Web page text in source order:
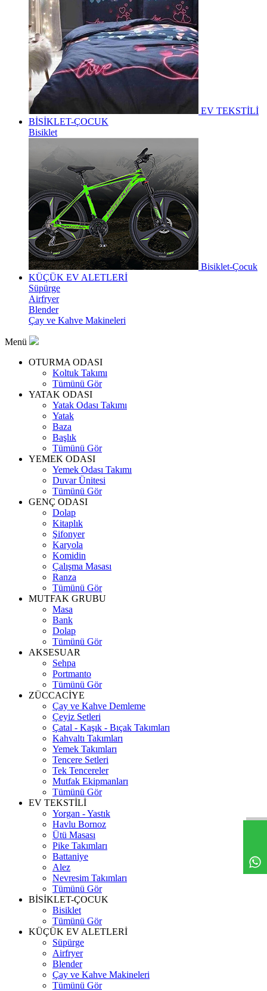
EV TEKSTİLİ
BİSİKLET-ÇOCUK
Bisiklet
Bisiklet-Çocuk
KÜÇÜK EV ALETLERİ
Süpürge
Airfryer
Blender
Çay ve Kahve Makineleri
Menü
OTURMA ODASI
Koltuk Takımı
Tümünü Gör
YATAK ODASI
Yatak Odası Takımı
Yatak
Baza
Başlık
Tümünü Gör
YEMEK ODASI
Yemek Odası Takımı
Duvar Ünitesi
Tümünü Gör
GENÇ ODASI
Dolap
Kitaplık
Şifonyer
Karyola
Komidin
Çalışma Masası
Ranza
Tümünü Gör
MUTFAK GRUBU
Masa
Bank
Dolap
Tümünü Gör
AKSESUAR
Sehpa
Portmanto
Tümünü Gör
ZÜCCACİYE
Çay ve Kahve Demleme
Çeyiz Setleri
Çatal - Kaşık - Bıçak Takımları
Kahvaltı Takımları
Yemek Takımları
Tencere Setleri
Tek Tencereler
Mutfak Ekipmanları
Tümünü Gör
EV TEKSTİLİ
Yorgan - Yastık
Havlu Bornoz
Ütü Masası
Pike Takımları
Battaniye
Alez
Nevresim Takımları
Tümünü Gör
BİSİKLET-ÇOCUK
Bisiklet
Tümünü Gör
KÜÇÜK EV ALETLERİ
Süpürge
Airfryer
Blender
Çay ve Kahve Makineleri
Tümünü Gör